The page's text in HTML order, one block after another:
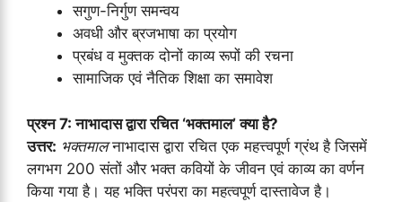
सगुण-निर्गुण समन्वय
अवधी और ब्रजभाषा का प्रयोग
प्रबंध व मुक्तक दोनों काव्य रूपों की रचना
सामाजिक एवं नैतिक शिक्षा का समावेश
प्रश्न 7: नाभादास द्वारा रचित ‘भक्तमाल’ क्या है?
उत्तर: भक्तमालनाभादास द्वारा रचित एक महत्त्वपूर्ण ग्रंथ है जिसमें
लगभग 200 संतों और भक्त कवियों के जीवन एवं काव्य का वर्णन
किया गया है। यह भक्ति परंपरा का महत्वपूर्ण दास्तावेज है।